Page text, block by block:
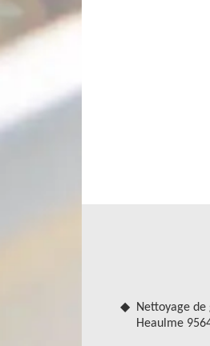
étanche, sans
d’eau de pluie.
beaucoup de soins
Vous souhaitez
matériau de
votre toiture. Vos
Nettoyage
Heaulme